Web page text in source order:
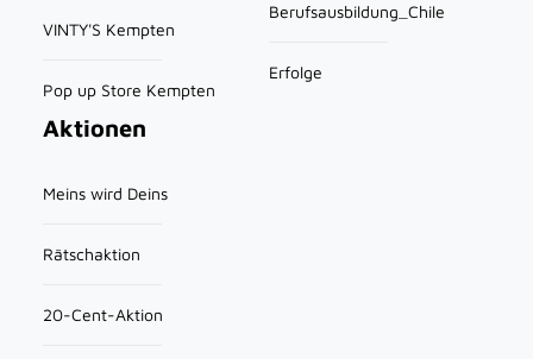
VINTY'S Kempten
Pop up Store Kempten
Berufsausbildung_Chile
Erfolge
Aktionen
Meins wird Deins
Rätschaktion
20-Cent-Aktion